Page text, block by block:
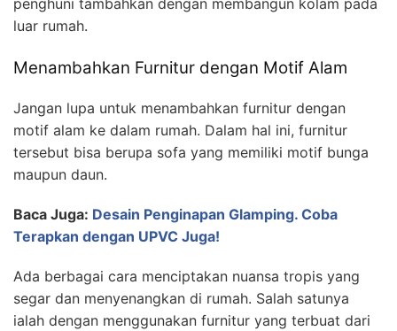
penghuni tambahkan dengan membangun kolam pada
luar rumah.
Menambahkan Furnitur dengan Motif Alam
Jangan lupa untuk menambahkan furnitur dengan
motif alam ke dalam rumah. Dalam hal ini, furnitur
tersebut bisa berupa sofa yang memiliki motif bunga
maupun daun.
Baca Juga: Desain Penginapan Glamping. Coba
Terapkan dengan UPVC Juga!
Ada berbagai cara menciptakan nuansa tropis yang
segar dan menyenangkan di rumah. Salah satunya
ialah dengan menggunakan furnitur yang terbuat dari